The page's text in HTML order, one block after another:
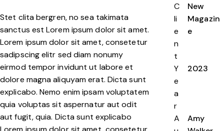
Stet clita bergren, no sea takimata
sanctus est Lorem ipsum dolor sit amet.
Lorem ipsum dolor sit amet, consetetur
sadipscing elitr sed diam nonumy
eirmod tempor invidunt ut labore et
dolore magna aliquyam erat. Dicta sunt
explicabo. Nemo enim ipsam voluptatem
quia voluptas sit aspernatur aut odit
aut fugit, quia. Dicta sunt explicabo
C
li
e
n
t
New
Magazin
e
Y
e
a
r
2023
A
Amy